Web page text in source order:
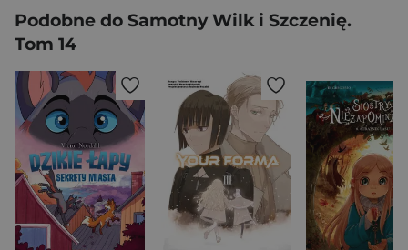
Podobne do Samotny Wilk i Szczenię.
Tom 14